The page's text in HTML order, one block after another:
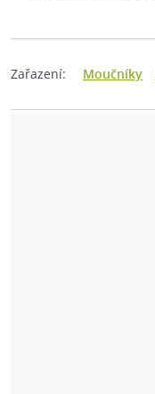
Zařazení: Moučníky